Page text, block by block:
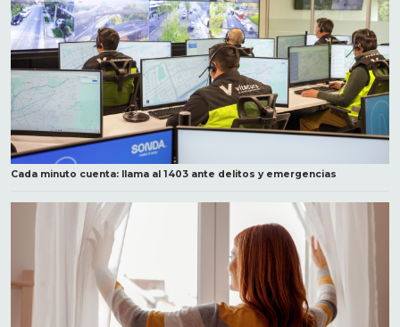
Cada minuto cuenta: llama al 1403 ante delitos y emergencias